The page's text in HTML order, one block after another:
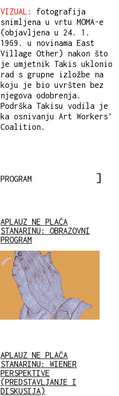
VIZUAL:
fotografija
snimljena u vrtu MOMA-e
(objavljena u 24. 1.
1969. u novinama East
Village Other) nakon što
je umjetnik Takis uklonio
rad s grupne izložbe na
koju je bio uvršten bez
njegova odobrenja.
Podrška Takisu vodila je
ka osnivanju Art Workers’
Coalition.
PROGRAM
APLAUZ NE PLAĆA
STANARINU: OBRAZOVNI
PROGRAM
APLAUZ NE PLAĆA
STANARINU: WIENER
PERSPEKTIVE
(PREDSTAVLJANJE I
DISKUSIJA)